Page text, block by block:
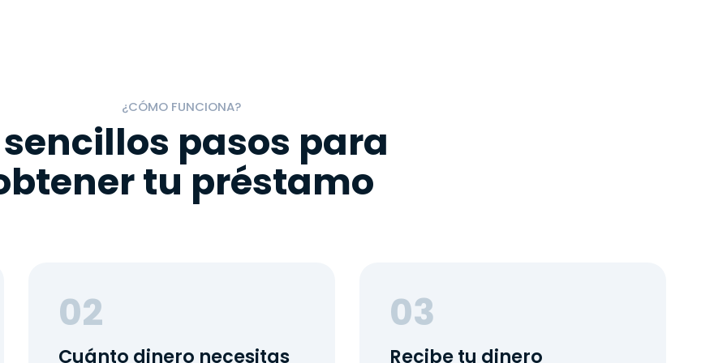
¿CÓMO FUNCIONA?
pasos para
tu préstamo
02
Cuánto dinero necesitas
03
Recibe tu dinero